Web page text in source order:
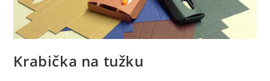
Krabička na tužku